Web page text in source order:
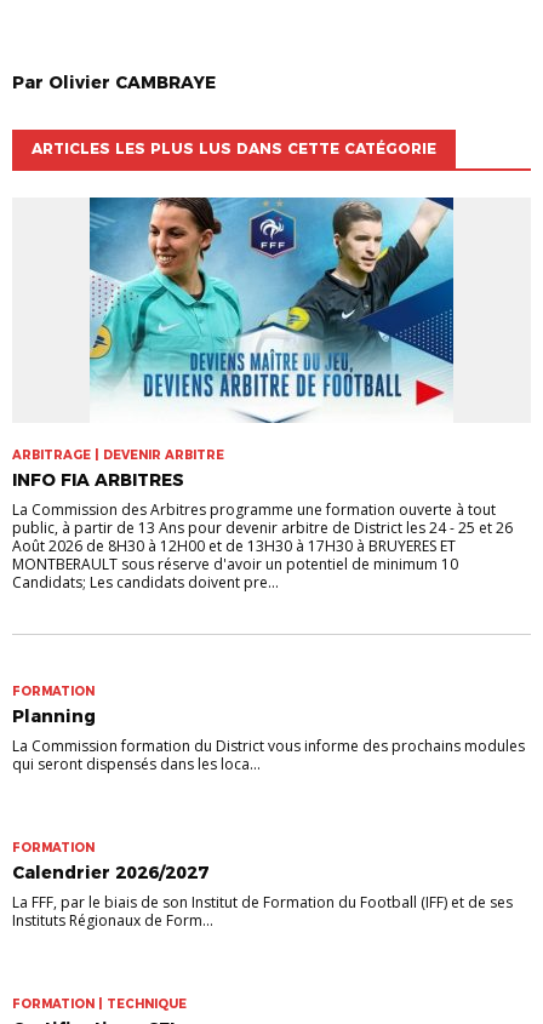
Par Olivier CAMBRAYE
ARTICLES LES PLUS LUS DANS CETTE CATÉGORIE
ARBITRAGE | DEVENIR ARBITRE
INFO FIA ARBITRES
La Commission des Arbitres programme une formation ouverte à tout
public, à partir de 13 Ans pour devenir arbitre de District les 24 - 25 et 26
Août 2026 de 8H30 à 12H00 et de 13H30 à 17H30 à BRUYERES ET
MONTBERAULT sous réserve d'avoir un potentiel de minimum 10
Candidats; Les candidats doivent pre...
FORMATION
Planning
La Commission formation du District vous informe des prochains modules
qui seront dispensés dans les loca...
FORMATION
Calendrier 2026/2027
La FFF, par le biais de son Institut de Formation du Football (IFF) et de ses
Instituts Régionaux de Form...
FORMATION | TECHNIQUE